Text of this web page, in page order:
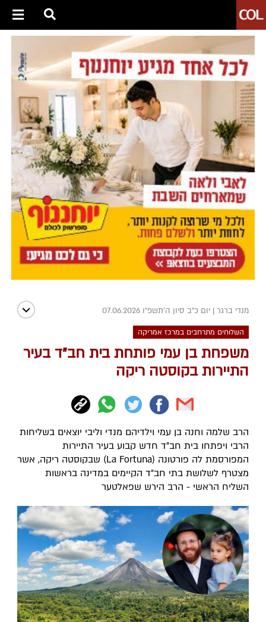
מנדי ברגר | יום כ"ב סיון ה׳תשפ״ו 07.06.2026
השלוחים מתרחבים במרכז אמריקה
משפחת בן עמי פותחת בית חב"ד בעיר
התיירות בקוסטה ריקה
הרב שלמה וחנה בן עמי וילדיהם מנדי וליבי יוצאים בשליחות
הרבי ויפתחו בית חב"ד חדש קבוע בעיר התיירות
המפורסמת לה פורטונה (La Fortuna) שבקוסטה ריקה, אשר
מצטרף לשלושת בתי חב"ד הקיימים במדינה בראשות
השליח הראשי - הרב הירש שפאלטער